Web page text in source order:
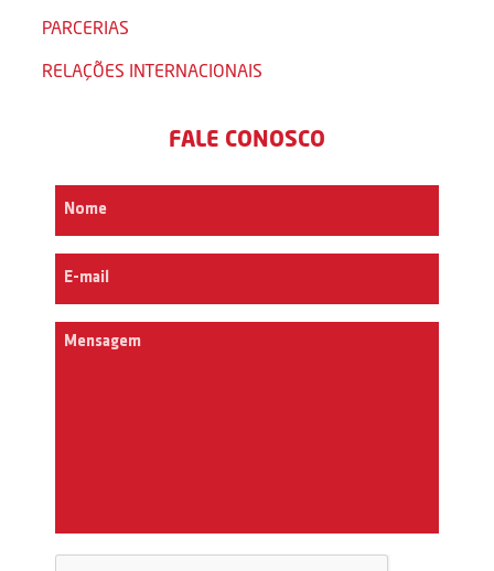
PARCERIAS
RELAÇÕES INTERNACIONAIS
FALE CONOSCO